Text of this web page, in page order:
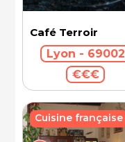
Café Terroir
Lyon - 69002
€€€
Cuisine française